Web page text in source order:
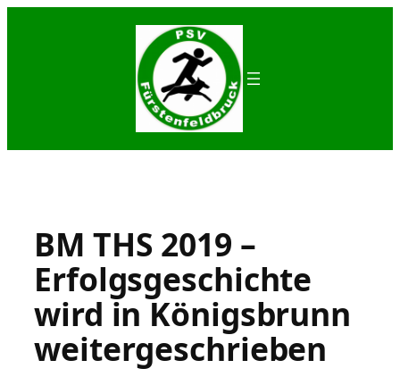
BM THS 2019 –
Erfolgsgeschichte
wird in Königsbrunn
weitergeschrieben